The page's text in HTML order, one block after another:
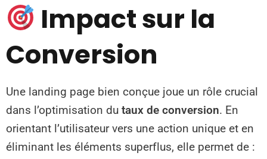
Impact sur la
Conversion
Une landing page bien conçue joue un rôle crucial
dans l’optimisation du taux de conversion. En
orientant l’utilisateur vers une action unique et en
éliminant les éléments superflus, elle permet de :